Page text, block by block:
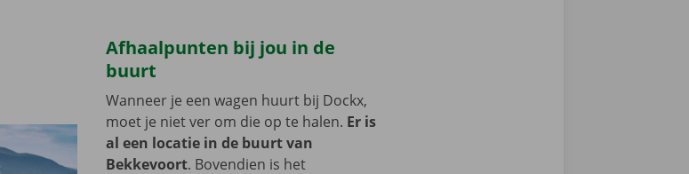
Afhaalpunten bij jou in de
buurt
Wanneer je een wagen huurt bij Dockx,
moet je niet ver om die op te halen. Er is
al een locatie in de buurt van
Bekkevoort. Bovendien is het